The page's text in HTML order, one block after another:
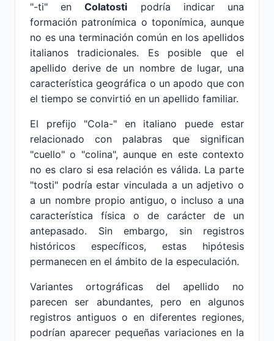
"-ti" enColatosti podría indicar una
formación patronímica o toponímica, aunque
no es una terminación común en los apellidos
italianos tradicionales. Es posible que el
apellido derive de un nombre de lugar, una
característica geográfica o un apodo que con
el tiempo se convirtió en un apellido familiar.
El prefijo "Cola-" en italiano puede estar
relacionado con palabras que significan
"cuello" o "colina", aunque en este contexto
no es claro si esa relación es válida. La parte
"tosti" podría estar vinculada a un adjetivo o
a un nombre propio antiguo, o incluso a una
característica física o de carácter de un
antepasado. Sin embargo, sin registros
históricos específicos, estas hipótesis
permanecen en el ámbito de la especulación.
Variantes ortográficas del apellido no
parecen ser abundantes, pero en algunos
registros antiguos o en diferentes regiones,
podrían aparecer pequeñas variaciones en la